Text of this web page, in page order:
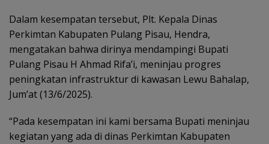
Dalam kesempatan tersebut, Plt. Kepala Dinas
Perkimtan Kabupaten Pulang Pisau, Hendra,
mengatakan bahwa dirinya mendampingi Bupati
Pulang Pisau H Ahmad Rifa’i, meninjau progres
peningkatan infrastruktur di kawasan Lewu Bahalap,
Jum’at (13/6/2025).
“Pada kesempatan ini kami bersama Bupati meninjau
kegiatan yang ada di dinas Perkimtan Kabupaten